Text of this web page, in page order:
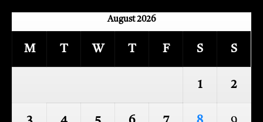
August 2026
M T W T F S S
1 2